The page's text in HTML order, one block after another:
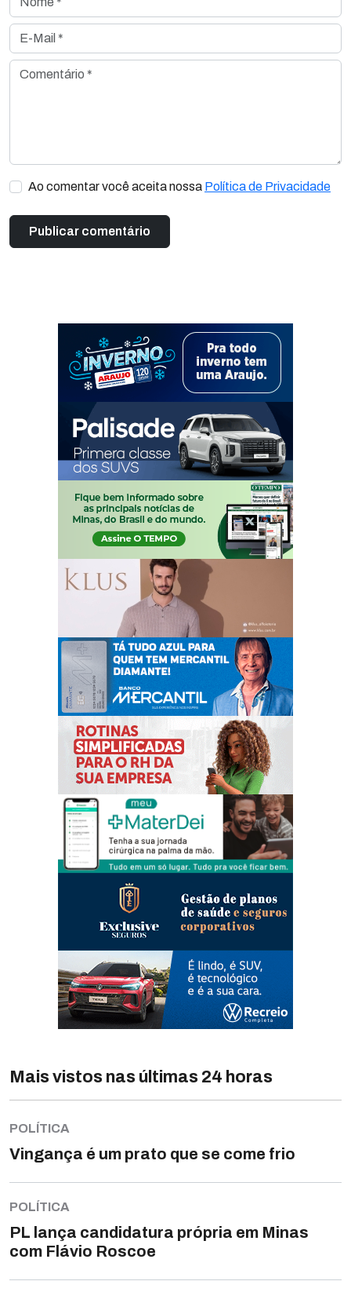
E-Mail *
Comentário *
Ao comentar você aceita nossa Política de Privacidade
Mais vistos nas últimas 24 horas
POLÍTICA
Vingança é um prato que se come frio
POLÍTICA
PL lança candidatura própria em Minas
com Flávio Roscoe